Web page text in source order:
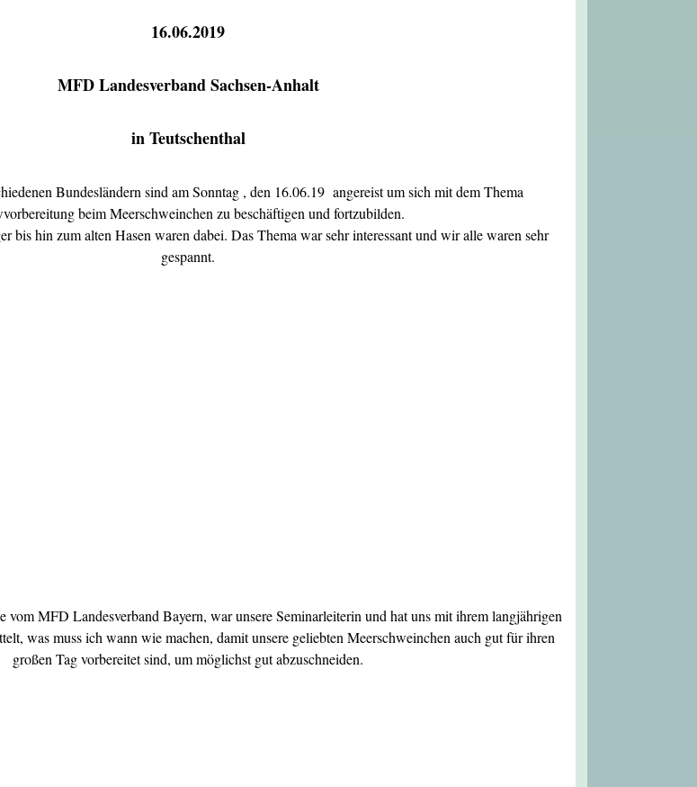
16.06.2019
MFD Landesverband Sachsen-Anhalt
in Teutschenthal
Bundesländern sind am Sonntag , den 16.06.19 angereist um sich mit dem Thema
beim Meerschweinchen zu beschäftigen und fortzubilden.
bis hin zum alten Hasen waren dabei. Das Thema war sehr interessant und wir alle waren sehr
gespannt.
vom MFD Landesverband Bayern, war unsere Seminarleiterin und hat uns mit ihrem langjährigen
was muss ich wann wie machen, damit unsere geliebten Meerschweinchen auch gut für ihren
großen Tag vorbereitet sind, um möglichst gut abzuschneiden.